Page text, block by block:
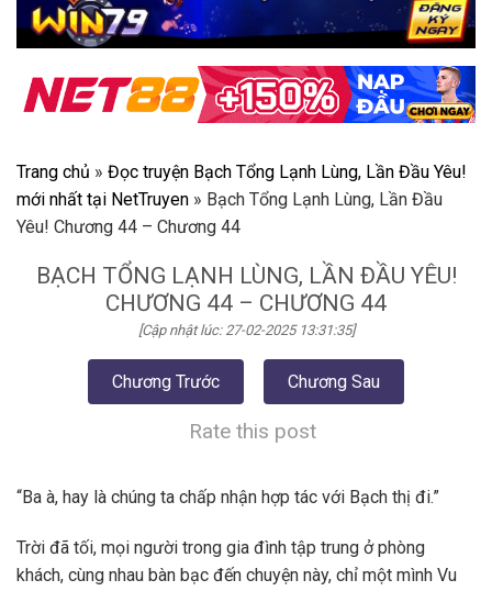
Trang chủ » Đọc truyện Bạch Tổng Lạnh Lùng, Lần Đầu Yêu!
mới nhất tại NetTruyen » Bạch Tổng Lạnh Lùng, Lần Đầu
Yêu! Chương 44 – Chương 44
BẠCH TỔNG LẠNH LÙNG, LẦN ĐẦU YÊU!
CHƯƠNG 44 – CHƯƠNG 44
[Cập nhật lúc: 27-02-2025 13:31:35]
Chương Trước Chương Sau
Rate this post
“Ba à, hay là chúng ta chấp nhận hợp tác với Bạch thị đi.”
Trời đã tối, mọi người trong gia đình tập trung ở phòng
khách, cùng nhau bàn bạc đến chuyện này, chỉ một mình Vu